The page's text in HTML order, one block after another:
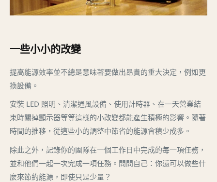
一些小小的改變
提高能源效率並不總是意味著要做出昂貴的重大決定，例如更
換設備。
安裝 LED 照明、清潔通風設備、使用計時器、在一天營業結
束時關掉顯示器等等這樣的小改變都能產生積極的影響。隨著
時間的推移，從這些小的調整中節省的能源會積少成多。
除此之外，記錄你的團隊在一個工作日中完成的每一項任務，
並和他們一起一次完成一項任務。問問自己：你還可以做些什
麼來節約能源，即使只是少量？